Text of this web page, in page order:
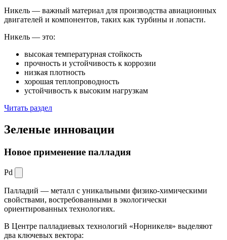
Никель — важный материал для производства авиационных
двигателей и компонентов, таких как турбины и лопасти.
Никель — это:
высокая температурная стойкость
прочность и устойчивость к коррозии
низкая плотность
хорошая теплопроводность
устойчивость к высоким нагрузкам
Читать раздел
Зеленые инновации
Новое применение палладия
Pd
Палладий — металл с уникальными физико-химическими
свойствами, востребованными в экологически
ориентированных технологиях.
В Центре палладиевых технологий «Норникеля» выделяют
два ключевых вектора: